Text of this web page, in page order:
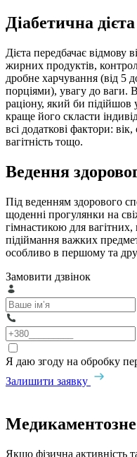
Діабетична дієта
Дієта передбачає відмову
жирних продуктів,
дробне харчування (від 5
порціями), увагу до ваги.
раціону, який би
краще його скласти
всі додаткові фактори:
вагітність тощо.
Ведення
Під веденням здорового
щоденні прогулянки на
гімнастикою для
підіймання важких
особливо в першому та
Замовити дзвінок
Я даю згоду на обробку
Залишити заявку
Якщо фізична активність